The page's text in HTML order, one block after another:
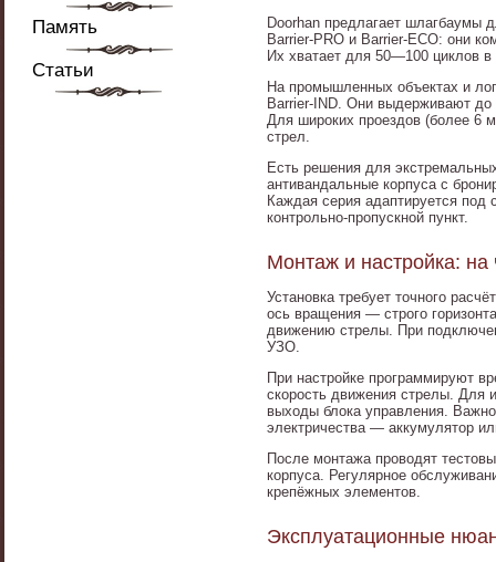
Память
Статьи
Doorhan предлагает шлагбаумы
Barrier-PRO и Barrier-ECO: они
Их хватает для 50—100 циклов в
На промышленных объектах и
Barrier-IND. Они выдерживают до
Для широких проездов (более 6
стрел.
Есть решения для
антивандальные корпуса с
Каждая серия адаптируется
контрольно-пропускной пункт.
Монтаж и настройка: на
Установка требует точного
ось вращения — строго
движению стрелы. При
УЗО.
При настройке программируют
скорость движения стрелы. Для
выходы блока управления.
электричества — аккумулятор
После монтажа проводят
корпуса. Регулярное
крепёжных элементов.
Эксплуатационные